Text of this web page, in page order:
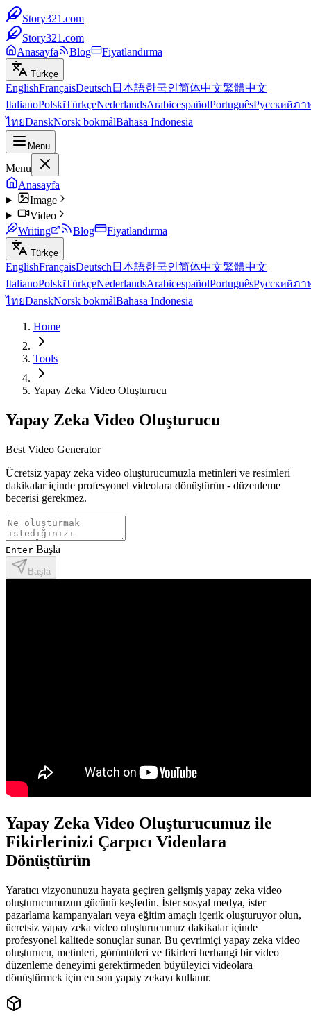
Story321.com
Story321.com
Anasayfa
Blog Fiyatlandırma
Türkçe
EnglishFrançaisDeutsch 日本語한국인简体中文繁體中文
ItalianoPolskiTürkçeNederlandsArabicespañolPortuguêsРусскийภา
ไทยDanskNorsk bokmålBahasa Indonesia
Menu
Menu
Anasayfa
Image
Video
Writing
Blog Fiyatlandırma
Türkçe
EnglishFrançaisDeutsch 日本語한국인简体中文繁體中文
ItalianoPolskiTürkçeNederlandsArabicespañolPortuguêsРусскийภา
ไทยDanskNorsk bokmålBahasa Indonesia
Home
Tools
Yapay Zeka Video Oluşturucu
Yapay Zeka Video Oluşturucu
Best Video Generator
Ücretsiz yapay zeka video oluşturucumuzla metinleri ve resimleri
dakikalar içinde profesyonel videolara dönüştürün - düzenleme
becerisi gerekmez.
Enter Başla
Başla
Yapay Zeka Video Oluşturucumuz ile
Fikirlerinizi Çarpıcı Videolara
Dönüştürün
Yaratıcı vizyonunuzu hayata geçiren gelişmiş yapay zeka video
oluşturucumuzun gücünü keşfedin. İster sosyal medya, ister
pazarlama kampanyaları veya eğitim amaçlı içerik oluşturuyor olun,
ücretsiz yapay zeka video oluşturucumuz dakikalar içinde
profesyonel kalitede sonuçlar sunar. Bu çevrimiçi yapay zeka video
oluşturucu, metinleri, görüntüleri ve fikirleri herhangi bir video
düzenleme deneyimi gerektirmeden büyüleyici videolara
dönüştürmek için en son yapay zekayı kullanır.